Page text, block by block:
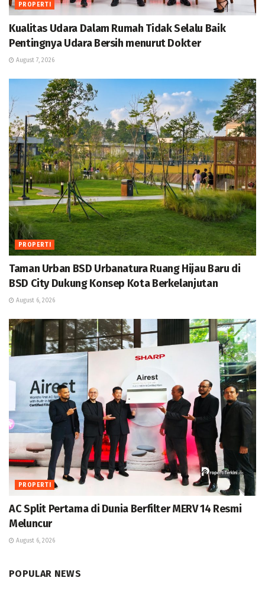
PROPERTI
Kualitas Udara Dalam Rumah Tidak Selalu Baik
Pentingnya Udara Bersih menurut Dokter
August 7, 2026
PROPERTI
Taman Urban BSD Urbanatura Ruang Hijau Baru di
BSD City Dukung Konsep Kota Berkelanjutan
August 6, 2026
PROPERTI
AC Split Pertama di Dunia Berfilter MERV 14 Resmi
Meluncur
August 6, 2026
POPULAR NEWS